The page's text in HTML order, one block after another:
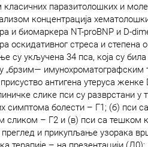
паразитолошких и
концентрација
и биомаркера NT-proBNP и D-
оскидативног стреса и
су укључена 34 пса, која су
„брзим― имунохроматографским
присуство антигена утеруса
слике пси су разврстани у
симптома болести – Г1; (б) пси
сликом – Г2 и (в) пси са тешком
и прикупљање узорака